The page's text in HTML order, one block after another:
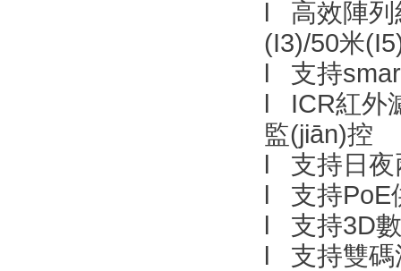
l 高效陣列
(I3)/50米
l 支持
l ICR紅外
監(jiān)控
l 支持日夜
l 支持PoE
l 支持3D數
l 支持雙碼